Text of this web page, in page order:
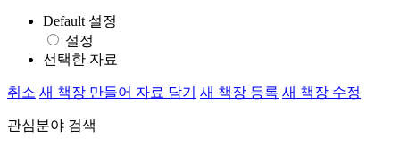
Default 설정
설정
선택한 자료
취소 새 책장 만들어 자료 담기 새 책장 등록 새 책장 수정
관심분야 검색